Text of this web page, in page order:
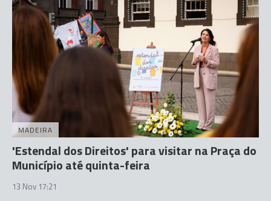
MADEIRA
'Estendal dos Direitos' para visitar na Praça do
Município até quinta-feira
13 Nov 17:21